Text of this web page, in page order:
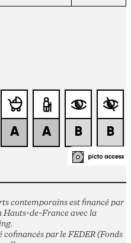
contemporains est financé par
Hauts-de-France avec la
par le FEDER (Fonds